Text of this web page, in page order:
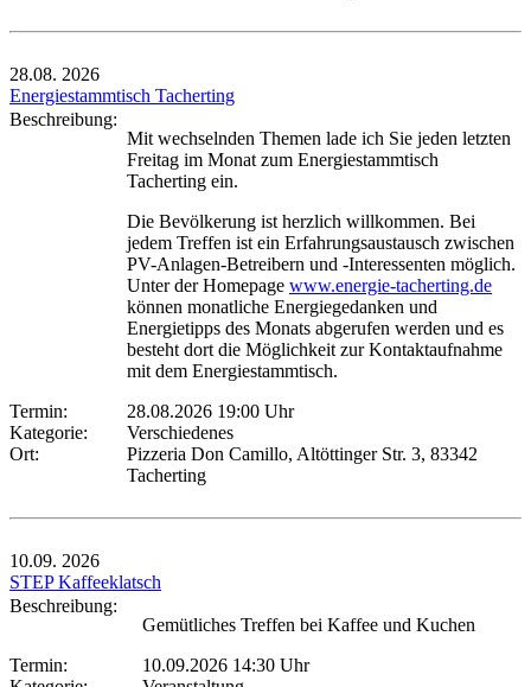
28.08. 2026
Energiestammtisch Tacherting
Beschreibung:
Mit wechselnden Themen lade ich Sie jeden letzten
Freitag im Monat zum Energiestammtisch
Tacherting ein.
Die Bevölkerung ist herzlich willkommen. Bei
jedem Treffen ist ein Erfahrungsaustausch zwischen
PV-Anlagen-Betreibern und -Interessenten möglich.
Unter der Homepage www.energie-tacherting.de
können monatliche Energiegedanken und
Energietipps des Monats abgerufen werden und es
besteht dort die Möglichkeit zur Kontaktaufnahme
mit dem Energiestammtisch.
Termin:
28.08.2026 19:00 Uhr
Kategorie:
Verschiedenes
Ort:
Pizzeria Don Camillo, Altöttinger Str. 3, 83342
Tacherting
10.09. 2026
STEP Kaffeeklatsch
Beschreibung:
Gemütliches Treffen bei Kaffee und Kuchen
Termin:
10.09.2026 14:30 Uhr